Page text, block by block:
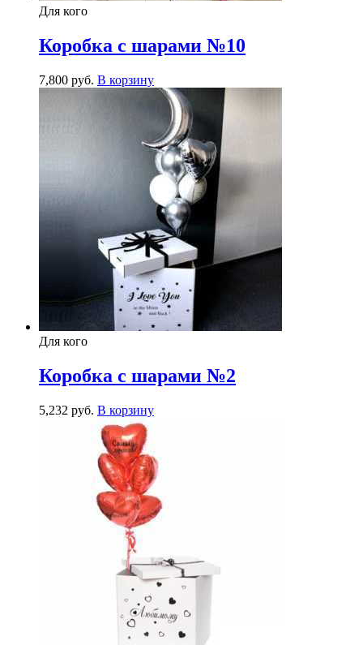
Для кого
Коробка с шарами №10
7,800 руб. В корзину
Для кого
Коробка с шарами №2
5,232 руб. В корзину